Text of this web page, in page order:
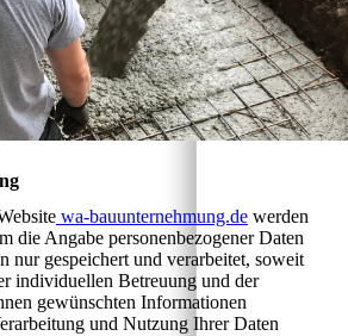
wa-bauunternehmung.de werden
die Angabe personenbezogener Daten
nur gespeichert und verarbeitet, soweit
individuellen Betreuung und der
gewünschten Informationen
und Nutzung Ihrer Daten